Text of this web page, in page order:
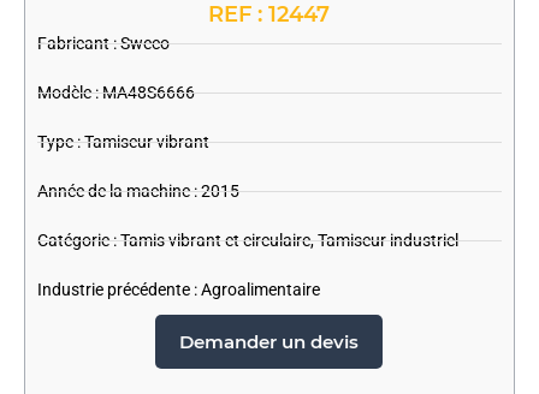
REF : 12447
Fabricant :Sweco
Modèle : MA48S6666
Type : Tamiseur vibrant
Année de la machine : 2015
Catégorie :Tamis vibrant et circulaire,Tamiseur industriel
Industrie précédente :Agroalimentaire
Demander un devis